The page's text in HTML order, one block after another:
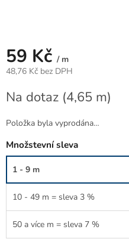
59 Kč / m
48,76 Kč bez DPH
cena:
Na dotaz (4,65 m)
Položka byla vyprodána…
Množstevní sleva
1 - 9 m
10 - 49 m = sleva 3 %
50 a více m = sleva 7 %